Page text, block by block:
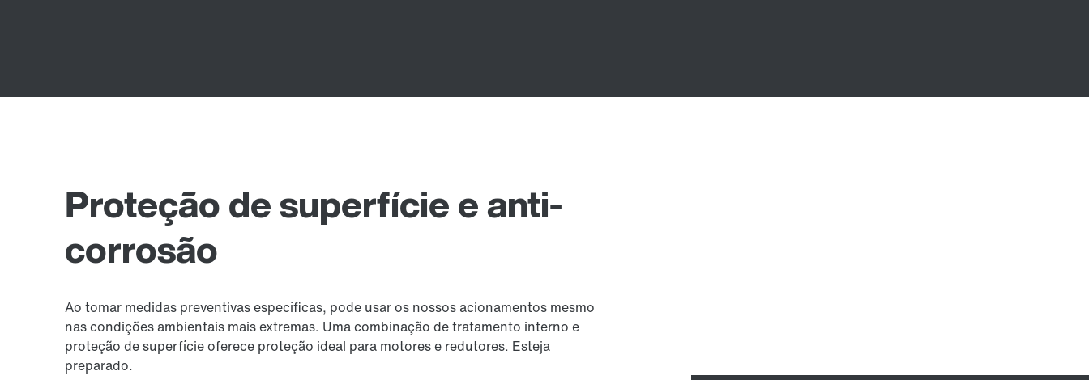
Proteção de superfície e anti-
corrosão
Ao tomar medidas preventivas específicas, pode usar os nossos acionamentos mesmo
nas condições ambientais mais extremas. Uma combinação de tratamento interno e
proteção de superfície oferece proteção ideal para motores e redutores. Esteja
preparado.